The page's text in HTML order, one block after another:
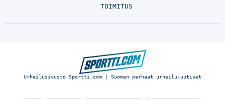
TOIMITUS
Urheilusivusto Sportti.com | Suomen parhaat urheilu-uutiset